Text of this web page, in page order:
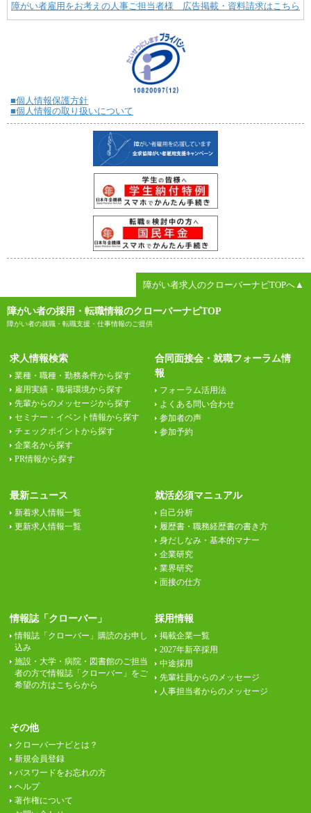
障がい者雇用をお考えの人事ご担当者様 広告掲載・資料請求はこちら
■個人情報保護方針
■個人情報の取り扱いについて
障がい者求人のクローバーナビTOPへ▲
障がい者の採用・転職情報のクローバーナビTOP
障がい者の就職・転職支援・仕事情報のご提供
求人情報検索
業種・職種・勤務条件から探す
雇用実績・職場環境から探す
先輩からのメッセージから探す
セミナー・イベント情報から探す
チェックポイントから探す
企業名から探す
PR情報から探す
合同面接会・就職フォーラム情
報
フォーラム活用法
よくある問い合わせ
参加者の声
参加予約
最新ニュース
新着求人情報一覧
更新求人情報一覧
就活必須マニュアル
自己分析
履歴書・職務経歴書の書き方
身だしなみ・基本的マナー
企業研究
業界研究
面接の仕方
情報誌「クローバー」
情報誌「クローバー」購読のお申し
込み
施設・大学・病院・図書館のご担当
者の方で情報誌「クローバー」をご
希望の方はこちらから
採用情報
掲載企業一覧
2027年新卒採用
中途採用
先輩社員からのメッセージ
人事担当者からのメッセージ
その他
クローバーナビとは？
新規会員登録
パスワードをお忘れの方
ヘルプ
著作権について